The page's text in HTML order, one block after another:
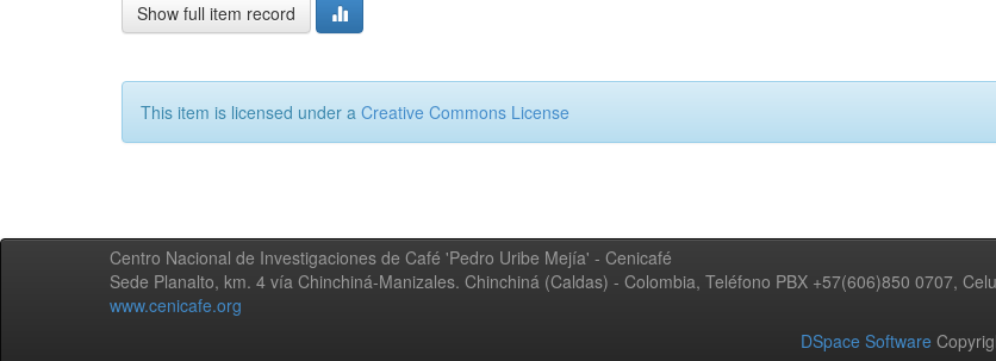
Show full item record
This item is licensed under a Creative Commons License
Centro Nacional de Investigaciones de Café 'Pedro Uribe Mejía' - Cenicafé
Sede Planalto, km. 4 vía Chinchiná-Manizales. Chinchiná (Caldas) - Colombia, Teléfono PBX +57(606)850 0707,
www.cenicafe.org
DSpace Software